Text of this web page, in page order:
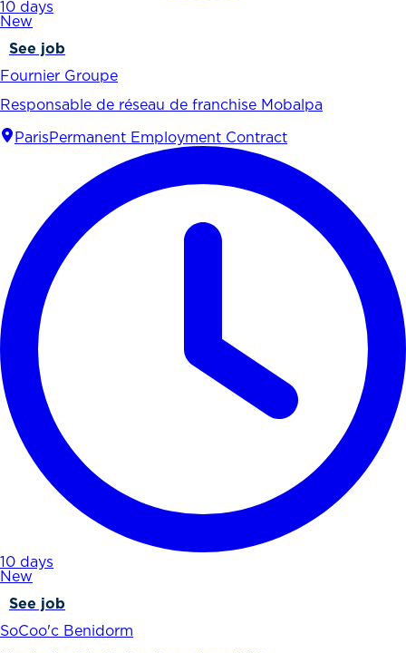
10 days
New
See job
Fournier Groupe
Responsable de réseau de franchise Mobalpa
Paris Permanent Employment Contract
10 days
New
See job
SoCoo'c Benidorm